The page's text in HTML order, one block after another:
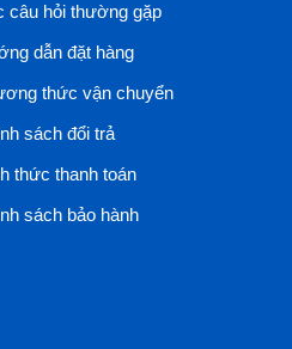
câu hỏi thường gặp
dẫn đặt hàng
thức vận chuyển
sách đổi trả
thức thanh toán
sách bảo hành